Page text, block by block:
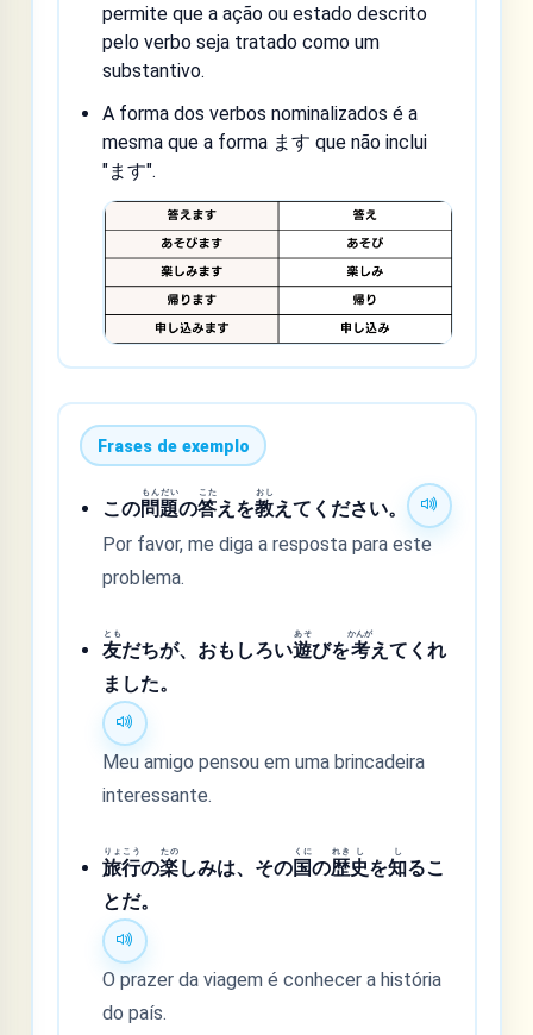
permite que a ação ou estado descrito
pelo verbo seja tratado como um
substantivo.
A forma dos verbos nominalizados é a
mesma que a forma ます que não inclui
"ます".
Frases de exemplo
この問
もん
題
だい
の答
こた
えを教
おし
えてください。
Por favor, me diga a resposta para este
problema.
友
とも
だちが、おもしろい遊
あそ
びを考
かんが
えてくれ
ました。
Meu amigo pensou em uma brincadeira
interessante.
旅
りょ
行
こう
の楽
たの
しみは、その国
くに
の歴
れき
史
し
を知
し
るこ
とだ。
O prazer da viagem é conhecer a história
do país.